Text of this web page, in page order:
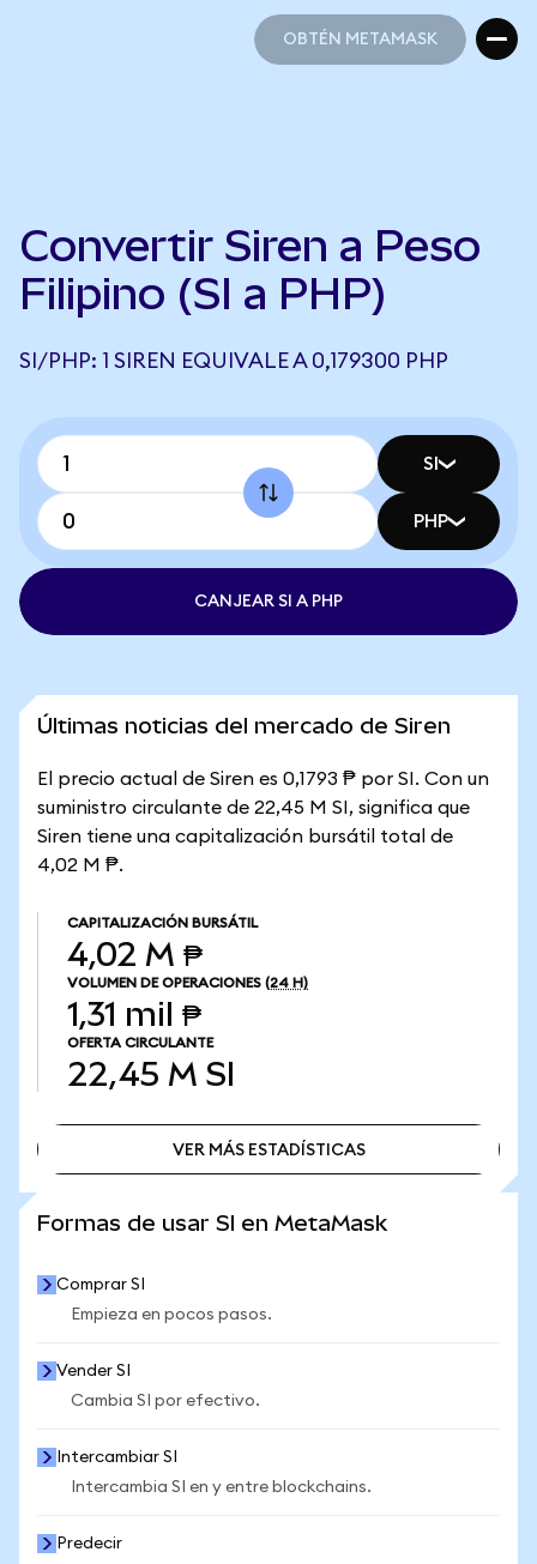
OBTÉN METAMASK
Convertir Siren a Peso
Filipino (SI a PHP)
SI/PHP: 1 SIREN EQUIVALE A 0,179300 PHP
SI
PHP
CANJEAR SI A PHP
Últimas noticias del mercado de Siren
El precio actual de Siren es 0,1793 ₱ por SI. Con un
suministro circulante de 22,45 M SI, significa que
Siren tiene una capitalización bursátil total de
4,02 M ₱.
CAPITALIZACIÓN BURSÁTIL
4,02 M ₱
VOLUMEN DE OPERACIONES (24 H)
1,31 mil ₱
OFERTA CIRCULANTE
22,45 M SI
VER MÁS ESTADÍSTICAS
Formas de usar SI en MetaMask
Comprar SI
Empieza en pocos pasos.
Vender SI
Cambia SI por efectivo.
Intercambiar SI
Intercambia SI en y entre blockchains.
Predecir